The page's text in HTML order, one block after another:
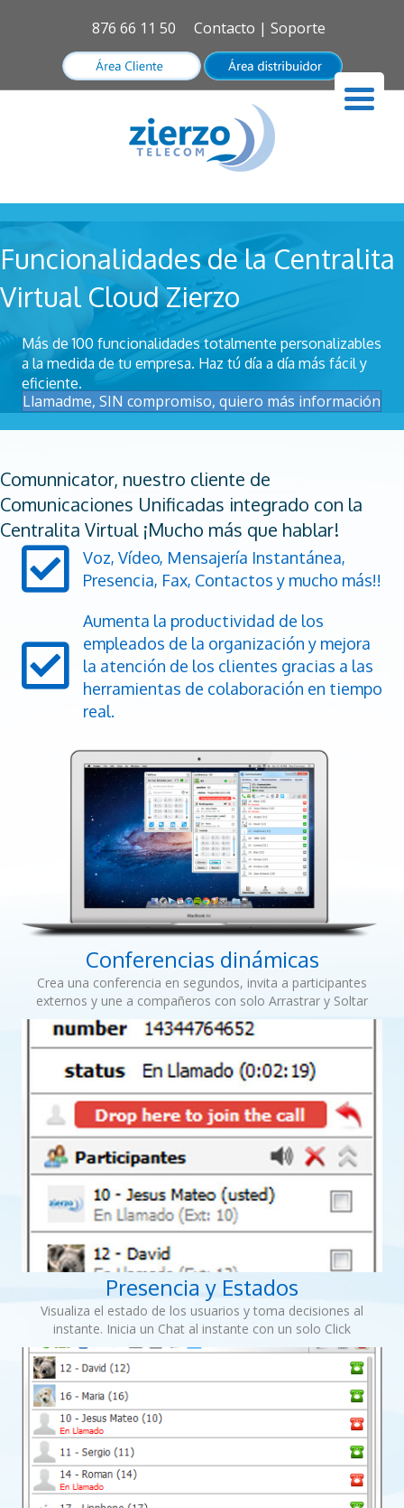
876 66 11 50 Contacto | Soporte
Funcionalidades de la Centralita
Virtual Cloud Zierzo
Más de 100 funcionalidades totalmente personalizables
a la medida de tu empresa. Haz tú día a día más fácil y
eficiente.
Llamadme, SIN compromiso, quiero más información
Comunnicator, nuestro cliente de
Comunicaciones Unificadas integrado con la
Centralita Virtual ¡Mucho más que hablar!
Voz, Vídeo, Mensajería Instantánea,
Presencia, Fax, Contactos y mucho más!!
Aumenta la productividad de los
empleados de la organización y mejora
la atención de los clientes gracias a las
herramientas de colaboración en tiempo
real.
Conferencias dinámicas
Crea una conferencia en segundos, invita a participantes
externos y une a compañeros con solo Arrastrar y Soltar
Presencia y Estados
Visualiza el estado de los usuarios y toma decisiones al
instante. Inicia un Chat al instante con un solo Click